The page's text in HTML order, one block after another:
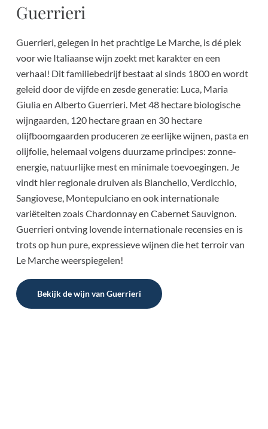
Guerrieri
Guerrieri, gelegen in het prachtige Le Marche, is dé plek
voor wie Italiaanse wijn zoekt met karakter en een
verhaal! Dit familiebedrijf bestaat al sinds 1800 en wordt
geleid door de vijfde en zesde generatie: Luca, Maria
Giulia en Alberto Guerrieri. Met 48 hectare biologische
wijngaarden, 120 hectare graan en 30 hectare
olijfboomgaarden produceren ze eerlijke wijnen, pasta en
olijfolie, helemaal volgens duurzame principes: zonne-
energie, natuurlijke mest en minimale toevoegingen. Je
vindt hier regionale druiven als Bianchello, Verdicchio,
Sangiovese, Montepulciano en ook internationale
variëteiten zoals Chardonnay en Cabernet Sauvignon.
Guerrieri ontving lovende internationale recensies en is
trots op hun pure, expressieve wijnen die het terroir van
Le Marche weerspiegelen!
Bekijk de wijn van Guerrieri